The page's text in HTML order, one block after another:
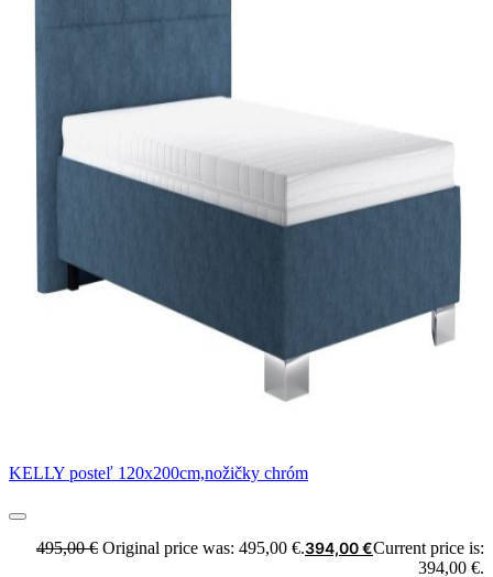
KELLY posteľ 120x200cm,nožičky chróm
495,00€ Original price was: 495,00 €.394,00€Current price is:
394,00 €.